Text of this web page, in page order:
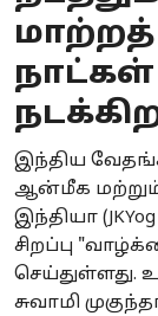
Business
Crime
National
World
Astrology
மாற்றத்
இந்திய
ஆன்மீக
இந்தியா
சிறப்பு
சுவாமி